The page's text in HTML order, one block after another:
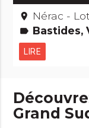
place Nérac -
label Bastides,
LIRE
Grand